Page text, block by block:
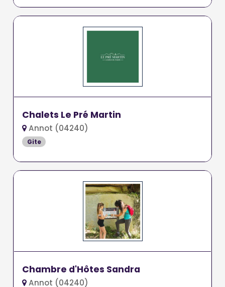
Chalets Le Pré Martin
Annot (04240)
Gite
Chambre d'Hôtes Sandra
Annot (04240)